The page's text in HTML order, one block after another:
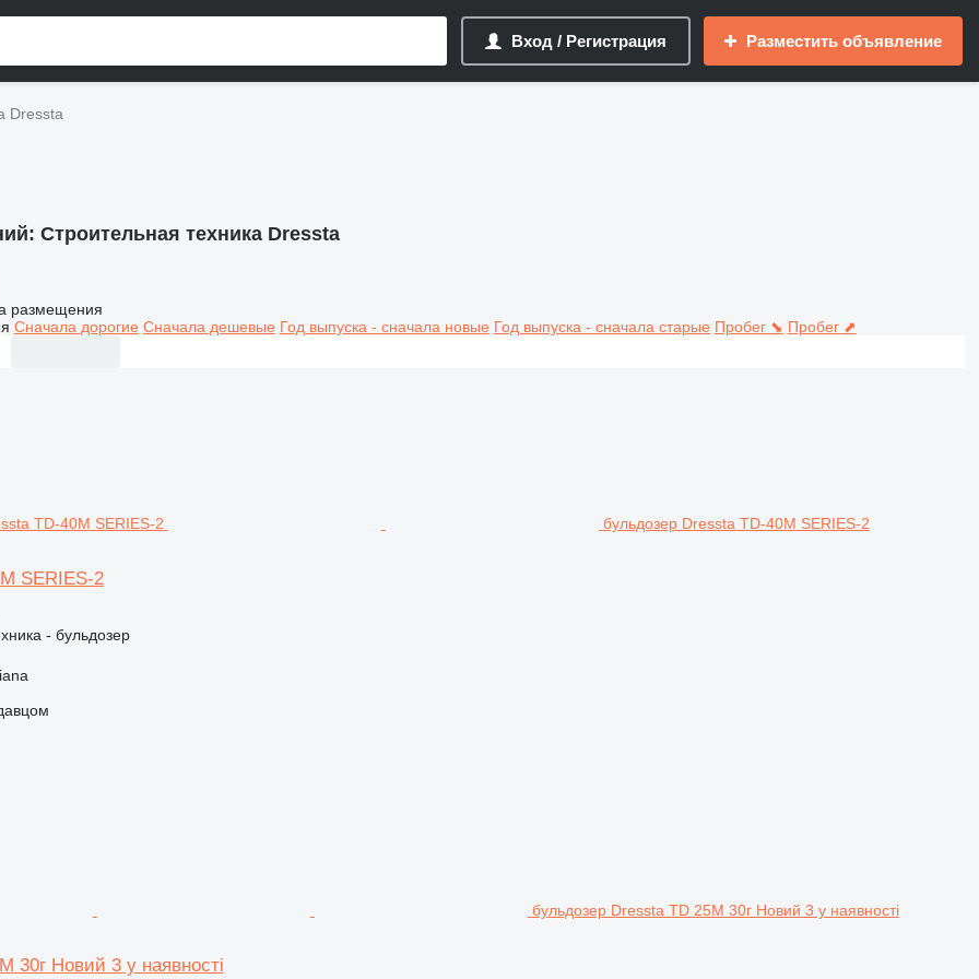
Вход / Регистрация Разместить объявление
Dressta
Строительная техника Dressta
размещения
Сначала дорогие Сначала дешевые Год выпуска - сначала новые Год выпуска - сначала старые Пробег ⬊ Пробег ⬈
бульдозер Dressta TD-40M SERIES-2
SERIES-2
- бульдозер
бульдозер Dressta TD 25M 30г Новий 3 у наявності
30г Новий 3 у наявності